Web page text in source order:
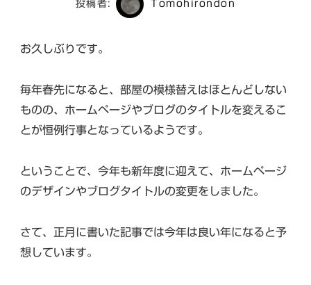
投稿者: Tomohirondon
お久しぶりです。
毎年春先になると、部屋の模様替えはほとんどしない
ものの、ホームページやブログのタイトルを変えるこ
とが恒例行事となっているようです。
ということで、今年も新年度に迎えて、ホームページ
のデザインやブログタイトルの変更をしました。
さて、正月に書いた記事では今年は良い年になると予
想しています。